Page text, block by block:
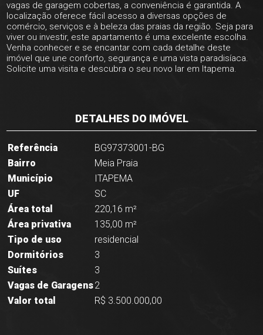
vagas de garagem cobertas, a conveniência é garantida. A
localização oferece fácil acesso a diversas opções de
comércio, serviços e à beleza das praias da região. Seja para
viver ou investir, este apartamento é uma excelente escolha.
Venha conhecer e se encantar com cada detalhe deste
imóvel que une conforto, segurança e uma vista paradisíaca.
Solicite uma visita e descubra o seu novo lar em Itapema.
DETALHES DO IMÓVEL
Referência
BG97373001-BG
Bairro
Meia Praia
Município
ITAPEMA
UF
SC
Área total
220,16 m²
Área privativa
135,00 m²
Tipo de uso
residencial
Dormitórios
3
Suítes
3
Vagas de Garagens2
Valor total
R$ 3.500.000,00